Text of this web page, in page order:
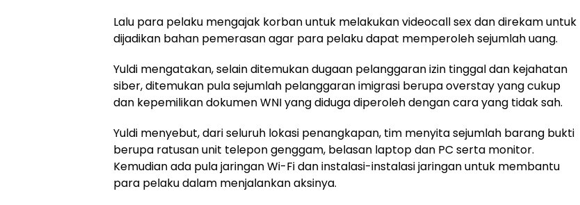
Lalu para pelaku mengajak korban untuk melakukan videocall sex dan direkam untuk
dijadikan bahan pemerasan agar para pelaku dapat memperoleh sejumlah uang.
Yuldi mengatakan, selain ditemukan dugaan pelanggaran izin tinggal dan kejahatan
siber, ditemukan pula sejumlah pelanggaran imigrasi berupa overstay yang cukup
dan kepemilikan dokumen WNI yang diduga diperoleh dengan cara yang tidak sah.
Yuldi menyebut, dari seluruh lokasi penangkapan, tim menyita sejumlah barang bukti
berupa ratusan unit telepon genggam, belasan laptop dan PC serta monitor.
Kemudian ada pula jaringan Wi-Fi dan instalasi-instalasi jaringan untuk membantu
para pelaku dalam menjalankan aksinya.